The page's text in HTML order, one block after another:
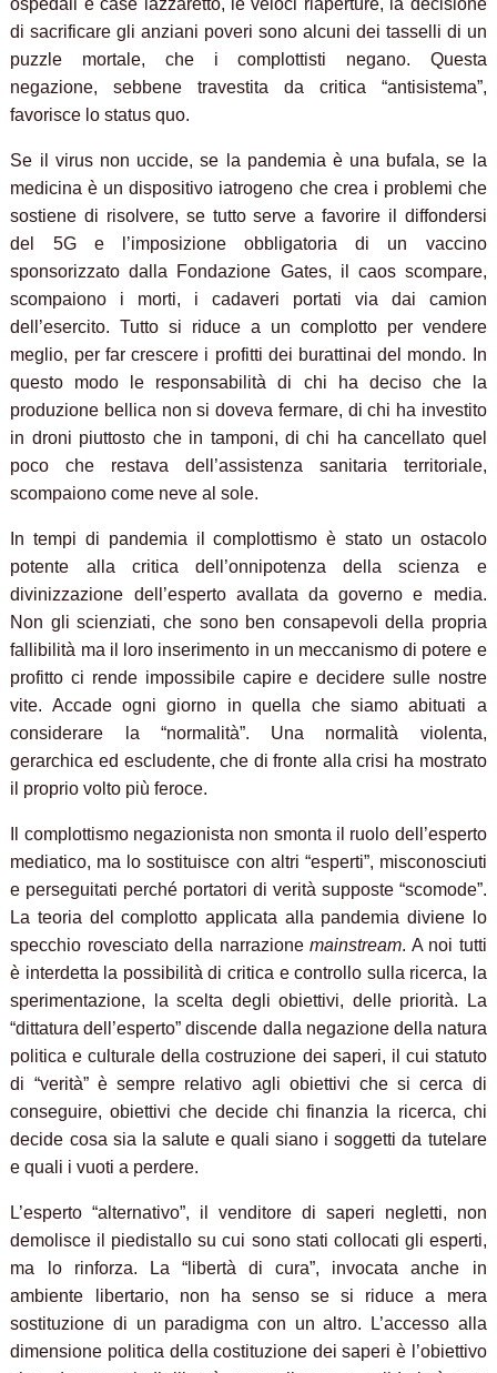
ospedali e case lazzaretto, le veloci riaperture, la decisione
di sacrificare gli anziani poveri sono alcuni dei tasselli di un
puzzle mortale, che i complottisti negano. Questa
negazione, sebbene travestita da critica “antisistema”,
favorisce lo status quo.
Se il virus non uccide, se la pandemia è una bufala, se la
medicina è un dispositivo iatrogeno che crea i problemi che
sostiene di risolvere, se tutto serve a favorire il diffondersi
del 5G e l’imposizione obbligatoria di un vaccino
sponsorizzato dalla Fondazione Gates, il caos scompare,
scompaiono i morti, i cadaveri portati via dai camion
dell’esercito. Tutto si riduce a un complotto per vendere
meglio, per far crescere i profitti dei burattinai del mondo. In
questo modo le responsabilità di chi ha deciso che la
produzione bellica non si doveva fermare, di chi ha investito
in droni piuttosto che in tamponi, di chi ha cancellato quel
poco che restava dell’assistenza sanitaria territoriale,
scompaiono come neve al sole.
In tempi di pandemia i l complottismo è stato un ostacolo
potente alla critica dell’onnipotenza della scienza e
divinizzazione dell’esperto avallata da governo e media.
Non gli scienziati, che sono ben consapevoli della propria
fallibilità ma il loro inserimento in un meccanismo di potere e
profitto ci rende impossibile capire e decidere sulle nostre
vite. Accade ogni giorno in quella che siamo abituati a
considerare la “normalità”. Una normalità violenta,
gerarchica ed escludente, che di fronte alla crisi ha mostrato
il proprio volto più feroce.
Il complottismo negazionista non smonta il ruolo dell’esperto
mediatico, ma lo sostituisce con altri “esperti”, misconosciuti
e perseguitati perché portatori di verità supposte “scomode”.
La teoria del complotto applicata alla pandemia diviene lo
specchio rovesciato della narrazionemainstream. A noi tutti
è interdetta la possibilità di critica e controllo sulla ricerca, la
sperimentazione, la scelta degli obiettivi, delle priorità. La
“dittatura dell’esperto” discende dalla negazione della natura
politica e culturale della costruzione dei saperi, il cui statuto
di “verità” è sempre relativo agli obiettivi che si cerca di
conseguire, obiettivi che decide chi finanzia la ricerca, chi
decide cosa sia la salute e quali siano i soggetti da tutelare
e quali i vuoti a perdere.
L’esperto “alternativo”, il venditore di saperi negletti, non
demolisce il piedistallo su cui sono stati collocati gli esperti,
ma lo rinforza. La “libertà di cura”, invocata anche in
ambiente libertario, non ha senso se si riduce a mera
sostituzione di un paradigma con un altro. L’accesso alla
dimensione politica della costituzione dei saperi è l’obiettivo